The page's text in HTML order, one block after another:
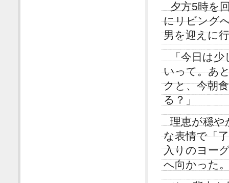
夕方5時を
にリビング
男を迎えに
「今日は
いって。あ
クと、今朝
る？」
理恵が穏や
な表情で「
入りのヨー
へ向かった